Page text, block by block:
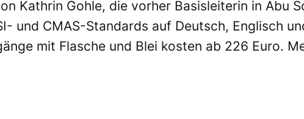
Kathrin Gohle, die vorher Basisleiterin in Abu
und CMAS-Standards auf Deutsch, Englisch
mit Flasche und Blei kosten ab 226 Euro.